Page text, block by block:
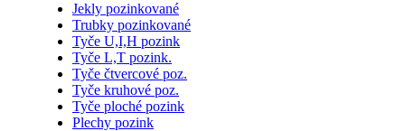
Jekly pozinkované
Trubky pozinkované
Tyče U,I,H pozink
Tyče L,T pozink.
Tyče čtvercové poz.
Tyče kruhové poz.
Tyče ploché pozink
Plechy pozink